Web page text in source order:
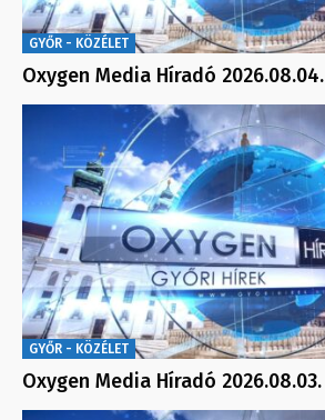
GYŐR - KÖZÉLET
Oxygen Media Híradó 2026.08.04.
GYŐR - KÖZÉLET
Oxygen Media Híradó 2026.08.03.